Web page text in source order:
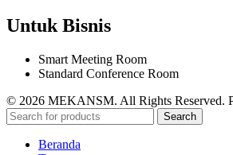
Untuk Bisnis
Smart Meeting Room
Standard Conference Room
© 2026 MEKANSM. All Rights Reserved.
Search
Beranda